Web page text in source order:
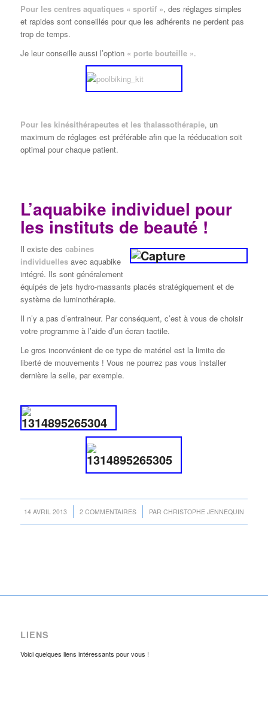
Pour les centres aquatiques « sportif », des réglages simples
et rapides sont conseillés pour que les adhérents ne perdent pas
trop de temps.
Je leur conseille aussi l’option« porte bouteille ».
Pour les kinésithérapeutes et les thalassothérapie, un
maximum de réglages est préférable afin que la rééducation soit
optimal pour chaque patient.
L’aquabike individuel pour
les instituts de beauté !
Il existe des cabines
individuellesavec aquabike
intégré. Ils sont généralement
équipés de jets hydro-massants placés stratégiquement et de
système de luminothérapie.
Il n’y a pas d’entraineur. Par conséquent, c’est à vous de choisir
votre programme à l’aide d’un écran tactile.
Le gros inconvénient de ce type de matériel est la limite de
liberté de mouvements ! Vous ne pourrez pas vous installer
dernière la selle, par exemple.
14 AVRIL 2013
/ 2 COMMENTAIRES
/ PAR CHRISTOPHE JENNEQUIN
LIENS
Voici quelques liens intéressants pour vous !